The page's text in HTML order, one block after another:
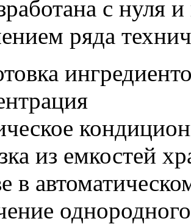
с нуля
ряда
из емкостей
в